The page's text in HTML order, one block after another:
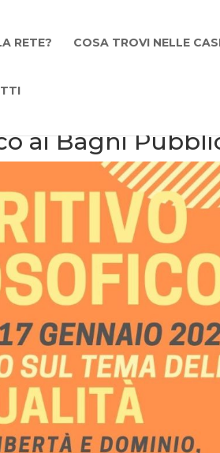
RETE? COSA TROVI NELLE
ai Bagni